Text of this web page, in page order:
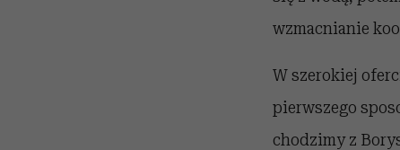
wzmacnianie
W szerokiej
pierwszego
chodzimy z